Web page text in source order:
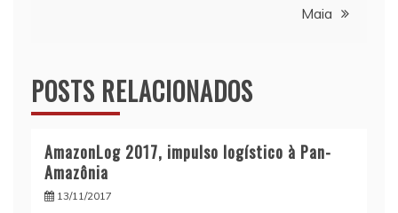
Maia
POSTS RELACIONADOS
AmazonLog 2017, impulso logístico à Pan-
Amazônia
13/11/2017